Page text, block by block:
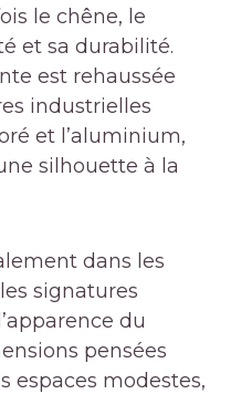
le chêne, le
et sa durabilité.
est rehaussée
industrielles
et l’aluminium,
silhouette à la
dans les
signatures
du
pensées
espaces modestes,